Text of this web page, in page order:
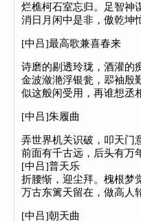
烂樵柯石室忘归。足智神
消日月闲中是非，傲乾坤
[中吕]最高歌兼喜春来
诗磨的剔透玲珑，酒灌的
金波潋滟浮银瓮，翆袖殷
似这般闲受用，再谁想丞
[中吕]朱履曲
弄世界机关识破，叩天门
前面有千古远，后头有万
[中吕]普天乐
折腰惭，迎尘拜。槐根梦
万古东篱天留在，做高人
[中吕]朝天曲